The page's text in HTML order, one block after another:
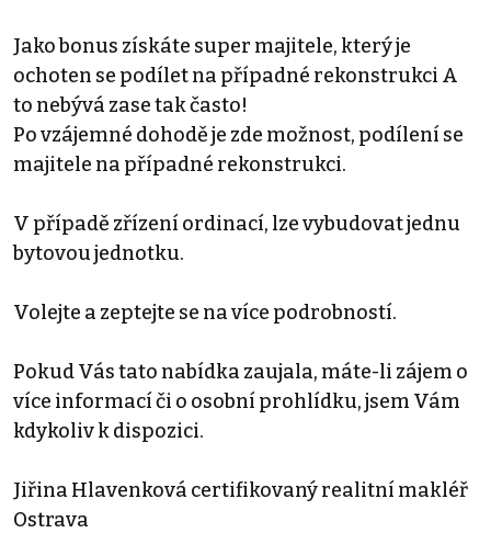
Jako bonus získáte super majitele, který je
ochoten se podílet na případné rekonstrukci A
to nebývá zase tak často!
Po vzájemné dohodě je zde možnost, podílení se
majitele na případné rekonstrukci.
V případě zřízení ordinací, lze vybudovat jednu
bytovou jednotku.
Volejte a zeptejte se na více podrobností.
Pokud Vás tato nabídka zaujala, máte-li zájem o
více informací či o osobní prohlídku, jsem Vám
kdykoliv k dispozici.
Jiřina Hlavenková certifikovaný realitní makléř
Ostrava